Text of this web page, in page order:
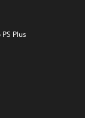
Plus